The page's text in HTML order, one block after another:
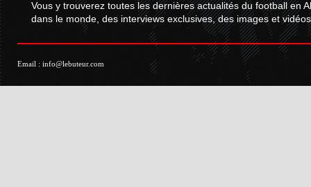
Vous y trouverez toutes les dernières actualités du football en
dans le monde, des interviews exclusives, des images et
Email : info@lebuteur.com